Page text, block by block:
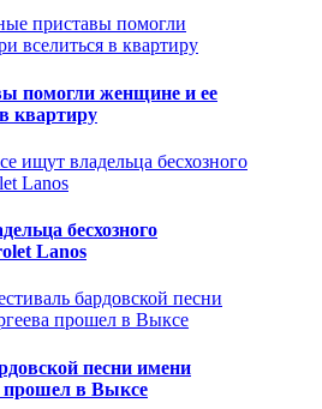
помогли женщине и ее
квартиру
бесхозного
Lanos
песни имени
прошел в Выксе